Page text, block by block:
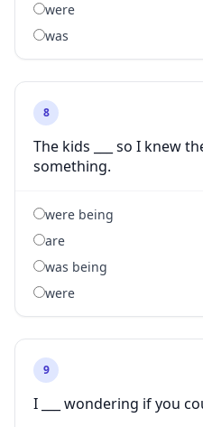
were
was
8
The kids ___ so I knew
something.
were being
are
was being
were
9
I ___ wondering if you